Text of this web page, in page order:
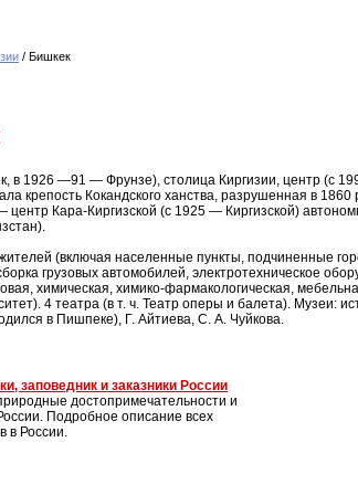
/ Бишкек
1926 —91 — Фрунзе), столица Киргизии, центр (с
крепость Кокандского ханства, разрушенная в
Кара-Киргизской (с 1925 — Киргизской)
(включая населенные пункты, подчиненные
грузовых автомобилей, электротехническое
химическая, химико-фармакологическая,
4 театра (в т. ч. Театр оперы и балета). Музеи:
в Пишпеке), Г. Айтиева, С. А. Чуйкова.
заповедник и заказники России
достопримечательности и
Подробное описание всех
в России.